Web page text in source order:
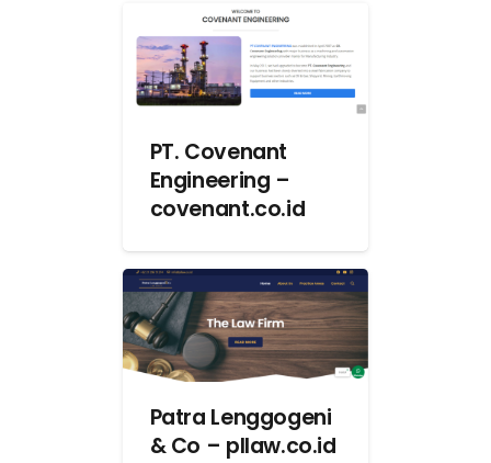
PT. Covenant
Engineering –
covenant.co.id
Patra Lenggogeni
& Co – pllaw.co.id